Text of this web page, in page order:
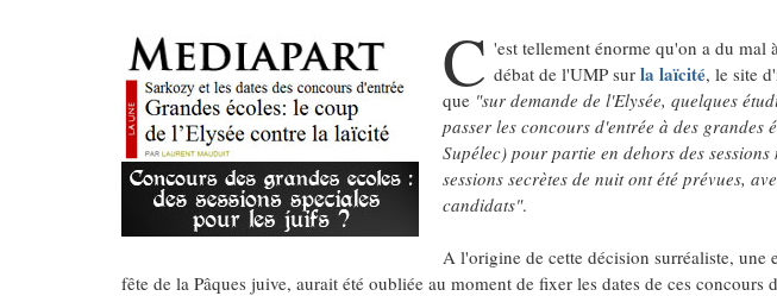
C 'est tellement énorme qu'on a du mal
débat de l'UMP sur la laïcité, le site
que "sur demande de l'Elysée, quelques
passer les concours d'entrée à des grandes
Supélec) pour partie en dehors des
sessions secrètes de nuit ont été prévues,
candidats".
A l'origine de cette décision surréaliste, une
fête de la Pâques juive, aurait été oubliée au moment de fixer les dates de ces concours